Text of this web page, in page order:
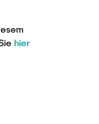
hier